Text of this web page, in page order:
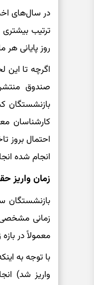
در سال‌های
ترتیب
روز پایانی
صندوق
کارشناسان
احتمال بروز
انجام شده
زمان واریز
بازنشستگان
زمانی مشخصی
معمولاً در بازه زمانی ۲۹ تا ۳۱ هر ماه و بر اساس حروف الفبا
واریز شد)